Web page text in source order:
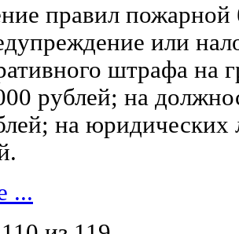
правил пожарной
или
штрафа на
рублей; на
на юридических
...